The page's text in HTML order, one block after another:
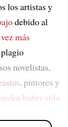
los artistas y
debido al
más
novelistas,
, pintores y
haber sido